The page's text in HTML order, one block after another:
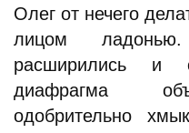
Олег от нечего
лицом
расширились и
диафрагма
одобрительно